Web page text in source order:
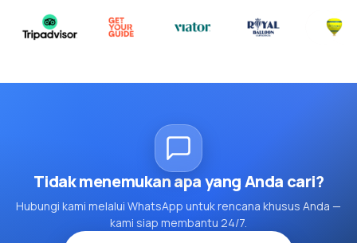
Tidak menemukan apa yang Anda cari?
Hubungi kami melalui WhatsApp untuk rencana khusus Anda —
kami siap membantu 24/7.